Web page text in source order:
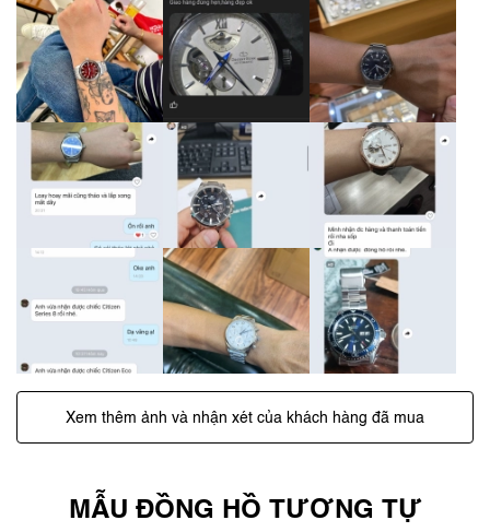
Xem thêm ảnh và nhận xét của khách hàng đã mua
MẪU ĐỒNG HỒ TƯƠNG TỰ